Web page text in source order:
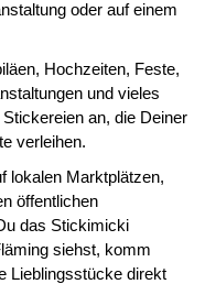
oder auf einem
Hochzeiten, Feste,
und vieles
an, die Deiner
verleihen.
lokalen Marktplätzen,
öffentlichen
das Stickimicki
siehst, komm
Lieblingsstücke direkt